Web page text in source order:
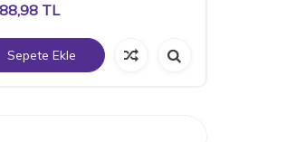
TL
Sepete Ekle